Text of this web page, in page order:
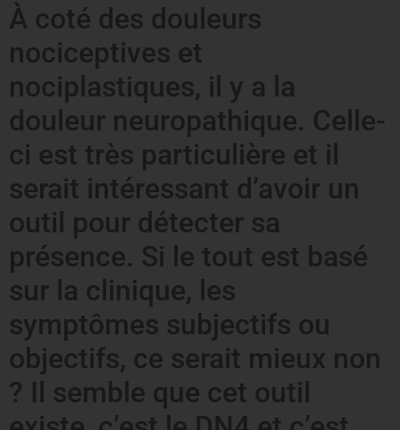
À coté des douleurs
nociceptives et
nociplastiques, il y a la
douleur neuropathique. Celle-
ci est très particulière et il
serait intéressant d’avoir un
outil pour détecter sa
présence. Si le tout est basé
sur la clinique, les
symptômes subjectifs ou
objectifs, ce serait mieux non
? Il semble que cet outil